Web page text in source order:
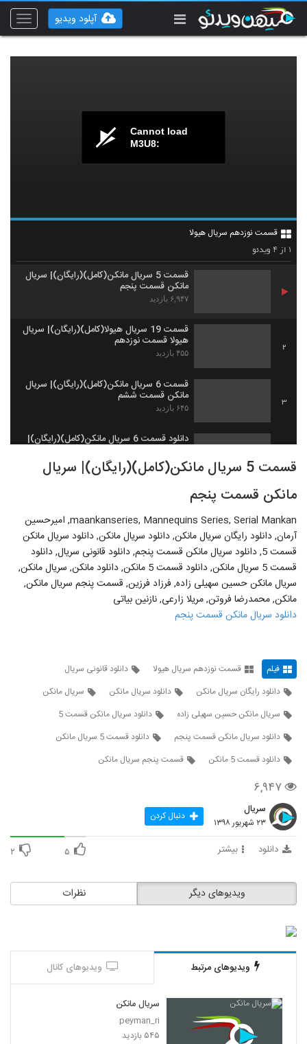
Toggle
آپلود ویدیو
Cannot load
M3U8:
قسمت نوزدهم سریال هیولا
۱ از ۴ ویدئو
قسمت 5 سریال مانکن(کامل)(رایگان)| سریال
مانکن قسمت پنجم
۶,۹۴۷ بازدید
2
قسمت 19 سریال هیولا(کامل)(رایگان)| سریال
هیولا قسمت نوزدهم
۴۵۵ بازدید
3
قسمت 6 سریال مانکن(کامل)(رایگان)| سریال
مانکن قسمت ششم
۶۴۵ بازدید
دانلود قسمت 6 سریال مانکن(کامل)(رایگان)|
۶۲۷ بازدید
قسمت 5 سریال مانکن(کامل)(رایگان)| سریال
مانکن قسمت پنجم
maankanseries, Mannequins Series, Serial Mankan, امیرحسین
آرمان, دانلود رایگان سریال مانکن, دانلود سریال مانکن, دانلود سریال مانکن
قسمت 5, دانلود سریال مانکن قسمت پنجم, دانلود قانونی سریال, دانلود
قسمت 5 سریال مانکن, دانلود قسمت 5 مانکن, دانلود مانکن, سریال مانکن,
سریال مانکن حسین سهیلی زاده, فرزاد فرزین, قسمت پنجم سریال مانکن,
مانکن, محمدرضا فروتن, مریلا زارعی, نازنین بیاتی
دانلود سریال مانکن قسمت پنجم
فیلم قسمت نوزدهم سریال هیولا
دانلود قانونی سریال
دانلود رایگان سریال مانکن
دانلود سریال مانکن
سریال مانکن
سریال مانکن حسین سهیلی زاده
دانلود سریال مانکن قسمت 5
دانلود سریال مانکن قسمت پنجم
دانلود قسمت 5 سریال مانکن
دانلود قسمت 5 مانکن
قسمت پنجم سریال مانکن
۶,۹۴۷
سریال
۲۳ شهریور ۱۳۹۸ دنبال کردن
دانلود بیشتر ۵ ۲
نظرات ویدیوهای دیگر
ویدیوهای مرتبط ویدیوهای کانال
سریال مانکن
peyman_ri
۵۴۵ بازدید